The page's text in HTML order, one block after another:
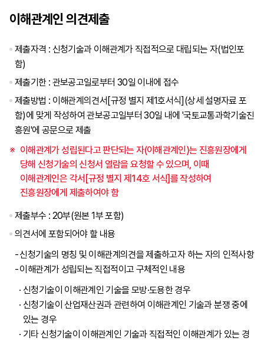
이해관계인 의견제출
제출자격 : 신청기술과 이해관계가 직접적으로 대립되는 자(법인포
함)
제출기한 : 관보공고일로부터 30일 이내에 접수
제출방법 : 이해관계의견서[규정 별지 제1호서식](상세 설명자료 포
함)에 맞게 작성하여 관보공고일부터 30일 내에 '국토교통과학기술진
흥원'에 공문으로 제출
이해관계가 성립된다고 판단되는 자(이해관계인)는 진흥원장에게
당해 신청기술의 신청서 열람을 요청할 수 있으며, 이때
이해관계인은 각서[규정 별지 제14호 서식]를 작성하여
진흥원장에게 제출하여야 함
제출부수 : 20부(원본 1부 포함)
의견서에 포함되어야 할 내용
신청기술의 명칭 및 이해관계의견을 제출하고자 하는 자의 인적사항
이해관계가 성립되는 직접적이고 구체적인 내용
신청기술이 이해관계인 기술을 모방·도용한 경우
신청기술이 산업재산권과 관련하여 이해관계인 기술과 분쟁 중에
있는 경우
기타 신청기술이 이해관계인 기술과 직접적인 이해관계가 있는 경